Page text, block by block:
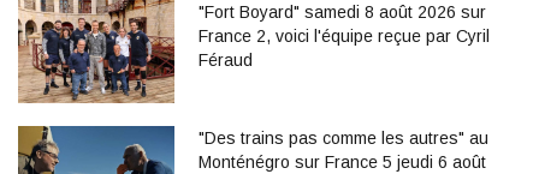
"Fort Boyard" samedi 8 août 2026 sur
France 2, voici l'équipe reçue par Cyril
Féraud
"Des trains pas comme les autres" au
Monténégro sur France 5 jeudi 6 août